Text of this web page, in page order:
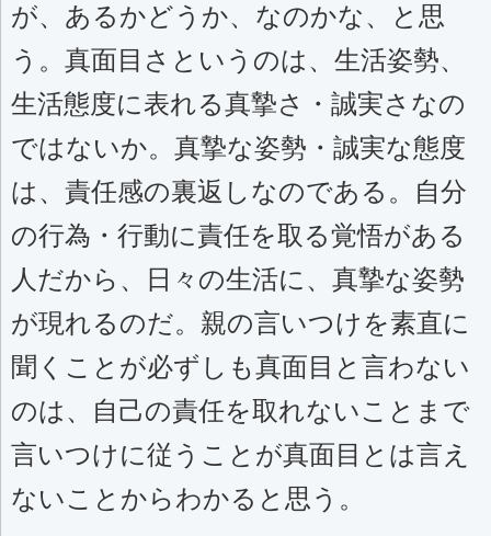
が、あるかどうか、なのかな、と思
う。真面目さというのは、生活姿勢、
生活態度に表れる真摯さ・誠実さなの
ではないか。真摯な姿勢・誠実な態度
は、責任感の裏返しなのである。自分
の行為・行動に責任を取る覚悟がある
人だから、日々の生活に、真摯な姿勢
が現れるのだ。親の言いつけを素直に
聞くことが必ずしも真面目と言わない
のは、自己の責任を取れないことまで
言いつけに従うことが真面目とは言え
ないことからわかると思う。